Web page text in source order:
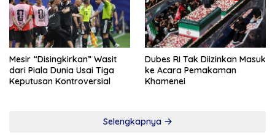
Mesir “Disingkirkan” Wasit
dari Piala Dunia Usai Tiga
Keputusan Kontroversial
Dubes RI Tak Diizinkan Masuk
ke Acara Pemakaman
Khamenei
Selengkapnya